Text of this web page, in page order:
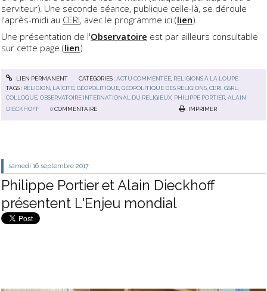
serviteur). Une seconde séance, publique celle-là, se déroule
l'après-midi au CERI, avec le programme ici (lien).
Une présentation de l'Observatoire est par ailleurs consultable
sur cette page (lien).
LIEN PERMANENT CATÉGORIES :ACTU COMMENTÉE, RELIGIONS À LA LOUPE
TAGS : RELIGION LAÏCITÉ ,GÉOPOLITIQUE ,GÉOPOLITIQUE DES RELIGIONS ,CERI ,GSRL
COLLOQUE ,OBSERVATOIRE INTERNATIONAL DU RELIGIEUX PHILIPPE PORTIER ,ALAIN
DIECKHOFF
0 COMMENTAIRE IMPRIMER
samedi 16 septembre 2017
Philippe Portier et Alain Dieckhoff
présentent L'Enjeu mondial